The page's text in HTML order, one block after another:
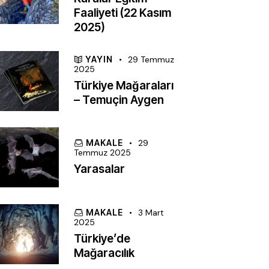
Faaliyeti (22 Kasım
2025)
YAYIN
29 Temmuz
2025
Türkiye Mağaraları
– Temuçin Aygen
MAKALE
29
Temmuz 2025
Yarasalar
MAKALE
3 Mart
2025
Türkiye’de
Mağaracılık